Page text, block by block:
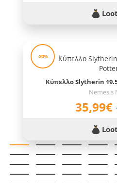
-20%
Κύπελλο Slytherin
Nemesis
35,99€